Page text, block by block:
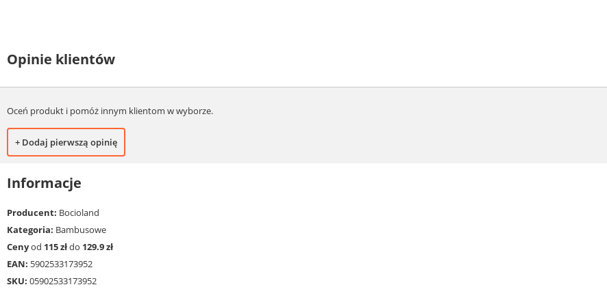
Opinie klientów
Oceń produkt i pomóż innym klientom w wyborze.
+ Dodaj pierwszą opinię
Informacje
Producent: Bocioland
Kategoria: Bambusowe
Cenyod 115 złdo 129.9 zł
EAN: 5902533173952
SKU: 05902533173952